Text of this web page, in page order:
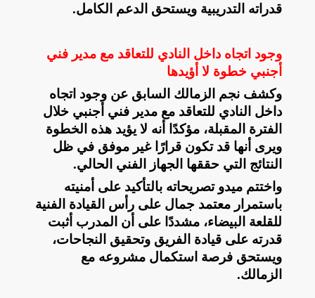
قدراته التدريبية ويستحق الدعم الكامل.
وجود اتجاه داخل النادي للتعاقد مع مدير فني
أجنبي خطوة لا أؤيدها
وكشف نجم الزمالك السابق عن وجود اتجاه
داخل النادي للتعاقد مع مدير فني أجنبي خلال
الفترة المقبلة، مؤكدًا أنه لا يؤيد هذه الخطوة
ويرى أنها قد تكون قرارًا غير موفق في ظل
النتائج التي حققها الجهاز الفني الحالي.
واختتم ميدو تصريحاته بالتأكيد على أمنيته
باستمرار معتمد جمال على رأس القيادة الفنية
للقلعة البيضاء، مشددًا على أن المدرب أثبت
قدرته على قيادة الفريق وتحقيق النجاحات،
ويستحق فرصة استكمال مشروعه مع
الزمالك.